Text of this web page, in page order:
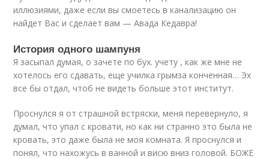
иллюзиями, даже если вы смоетесь в канализацию он
найдет Вас и сделает вам — Авада Кедавра!
История одного шампуня
Я засыпал думая, о зачете по бух. учету , как же мне не
хотелось его сдавать, еще училка грымза конченная… Эх
все бы отдал, чтоб не видеть больше этот институт.
Проснулся я от страшной встряски, меня перевернуло, я
думал, что упал с кровати, но как ни странно это была не
кровать, это даже была не моя комната. Я проснулся и
понял, что нахожусь в ванной и висю вниз головой. БОЖЕ